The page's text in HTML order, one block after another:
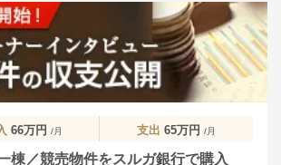
66万円 /月 支出 65万円 /月
棟／競売物件をスルガ銀行で購入